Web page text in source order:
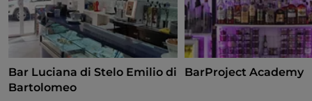
Bar Luciana di Stelo Emilio di
Bartolomeo
BarProject Academy